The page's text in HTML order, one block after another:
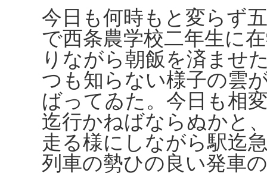
今日も何時もと変らず
で西条農学校二年生に
りながら朝飯を済ませ
つも知らない様子の雲
ばってゐた。今日も相
迄行かねばならぬかと
走る様にしながら駅迄
列車の勢ひの良い発車